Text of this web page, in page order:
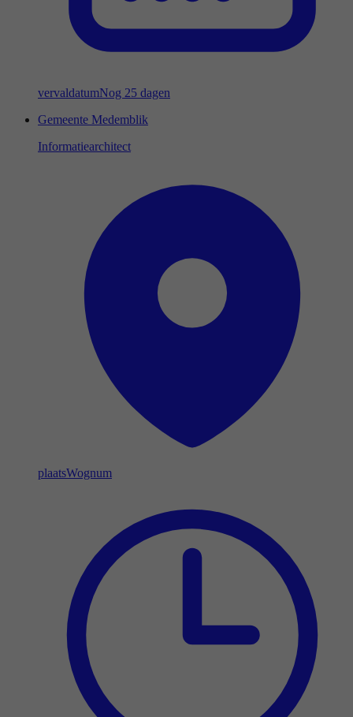
vervaldatumNog 25 dagen
Gemeente Medemblik
Informatiearchitect
plaatsWognum